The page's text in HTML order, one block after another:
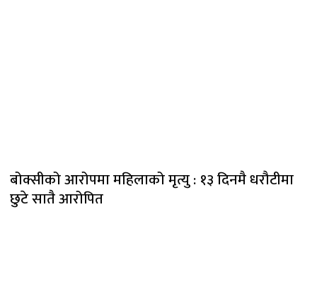
बोक्सीको आरोपमा महिलाको मृत्यु : १३ दिनमै धरौटीमा
छुटे सातै आरोपित